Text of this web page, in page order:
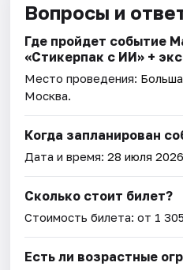
Вопросы и
Где пройдет событие
«Стикерпак с ИИ» +
Место проведения:
Москва.
Когда запланирован
Дата и время:28 июля 2026
Сколько стоит билет?
Стоимость билета: от 1
Есть ли возрастные